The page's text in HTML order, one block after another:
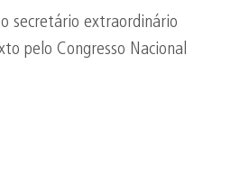
secretário extraordinário
pelo Congresso Nacional